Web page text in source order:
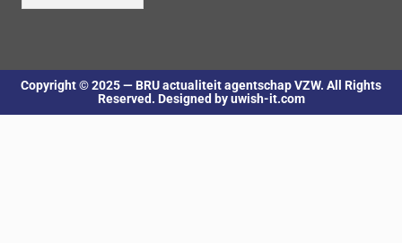
Copyright © 2025 — BRU actualiteit agentschap VZW. All Rights
Reserved. Designed by uwish-it.com